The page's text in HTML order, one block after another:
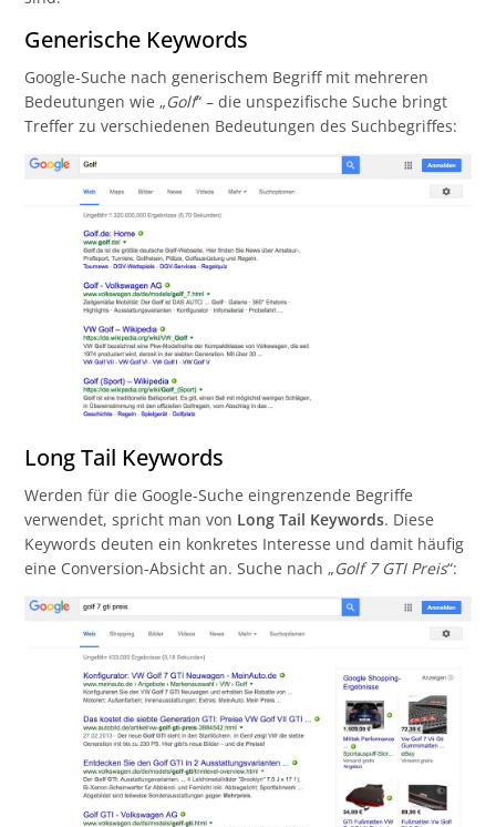
Generische Keywords
Google-Suche nach generischem Begriff mit mehreren
Bedeutungen wie „Golf“ – die unspezifische Suche bringt
Treffer zu verschiedenen Bedeutungen des Suchbegriffes:
Long Tail Keywords
Werden für die Google-Suche eingrenzende Begriffe
verwendet, spricht man von Long Tail Keywords. Diese
Keywords deuten ein konkretes Interesse und damit häufig
eine Conversion-Absicht an. Suche nach „Golf 7 GTI Preis“: